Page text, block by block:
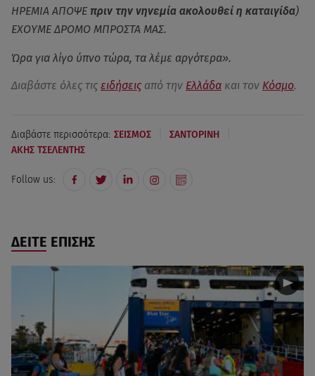
ΗΡΕΜΙΑ ΑΠΟΨΕ πριν την νηνεμία ακολουθεί η καταιγίδα)
ΕΧΟΥΜΕ ΔΡΟΜΟ ΜΠΡΟΣΤΑ ΜΑΣ.
Ώρα για λίγο ύπνο τώρα, τα λέμε αργότερα».
Διαβάστε όλες τις ειδήσεις από την Ελλάδα και τον Κόσμο.
Διαβάστε περισσότερα: ΣΕΙΣΜΟΣ ΣΑΝΤΟΡΙΝΗ
ΑΚΗΣ ΤΣΕΛΕΝΤΗΣ
Follow us:
ΔΕΙΤΕ ΕΠΙΣΗΣ